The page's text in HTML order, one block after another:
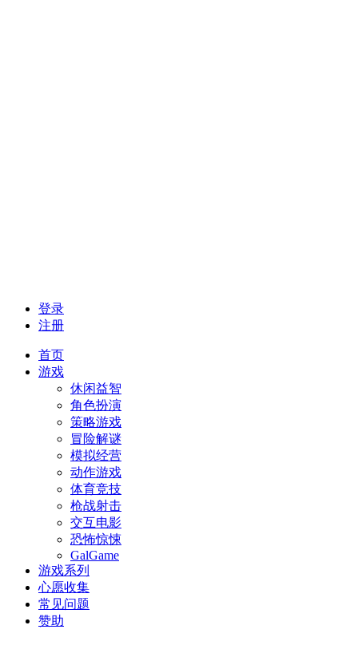
登录
注册
首页
游戏
休闲益智
角色扮演
策略游戏
冒险解谜
模拟经营
动作游戏
体育竞技
枪战射击
交互电影
恐怖惊悚
GalGame
游戏系列
心愿收集
常见问题
赞助